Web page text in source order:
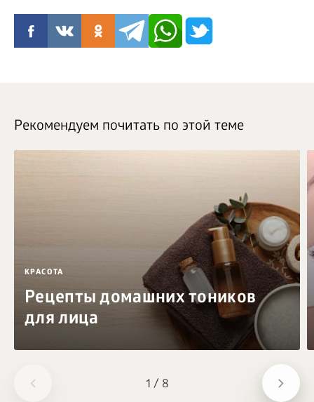
1 / 8
Рекомендуем почитать по этой теме
КРАСОТА
Рецепты домашних тоников
для лица